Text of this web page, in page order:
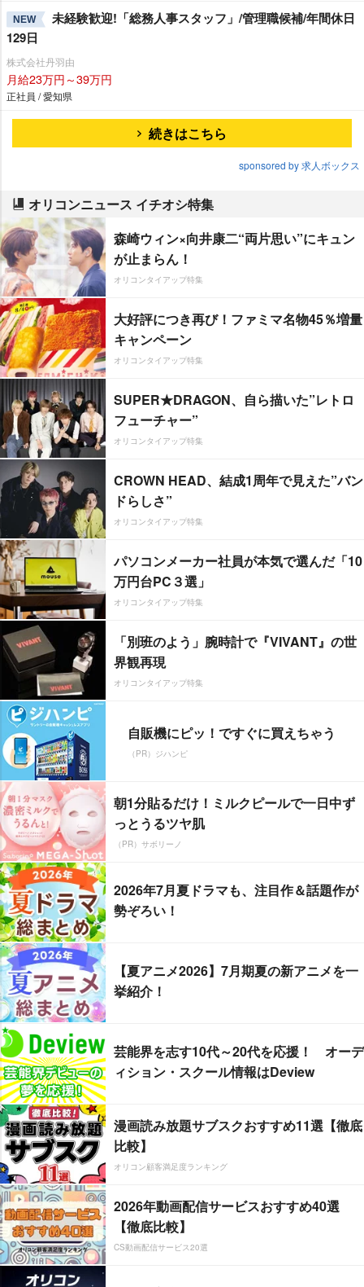
NEW
未経験歓迎!「総務人事スタッフ」/管理職候補/年間休日
129日
株式会社丹羽由
月給23万円～39万円
正社員 / 愛知県
続きはこちら
sponsored by 求人ボックス
オリコンニュース イチオシ特集
森崎ウィン×向井康二“両片思い”にキュン
が止まらん！
オリコンタイアップ特集
大好評につき再び！ファミマ名物45％増量
キャンペーン
オリコンタイアップ特集
SUPER★DRAGON、自ら描いた”レトロ
フューチャー”
オリコンタイアップ特集
CROWN HEAD、結成1周年で見えた”バン
ドらしさ”
オリコンタイアップ特集
パソコンメーカー社員が本気で選んだ「10
万円台PC３選」
オリコンタイアップ特集
「別班のよう」腕時計で『VIVANT』の世
界観再現
オリコンタイアップ特集
自販機にピッ！ですぐに買えちゃう
（PR）ジハンピ
朝1分貼るだけ！ミルクピールで一日中ず
っとうるツヤ肌
（PR）サボリーノ
2026年7月夏ドラマも、注目作＆話題作が
勢ぞろい！
【夏アニメ2026】7月期夏の新アニメを一
挙紹介！
芸能界を志す10代～20代を応援！ オーデ
ィション・スクール情報はDeview
漫画読み放題サブスクおすすめ11選【徹底
比較】
オリコン顧客満足度ランキング
2026年動画配信サービスおすすめ40選
【徹底比較】
CS動画配信サービス20選